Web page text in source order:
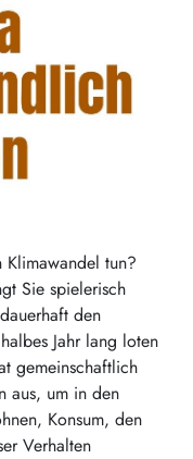
tun?
Sie spielerisch
den
Jahr lang loten
gemeinschaftlich
aus, um in den
Konsum, den
Verhalten